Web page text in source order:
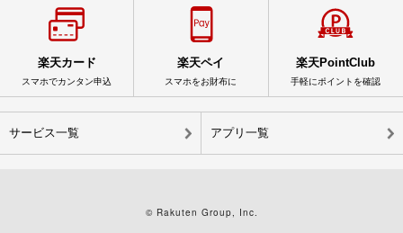
楽天カード
スマホでカンタン申込
楽天ペイ
スマホをお財布に
楽天PointClub
手軽にポイントを確認
サービス一覧 アプリ一覧
© Rakuten Group, Inc.